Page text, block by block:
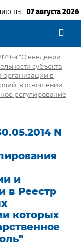
на: 07 августа 2026
э "О введении
субъекта
организации в
в отношении
регулирование
N
и
в Реестр
которых